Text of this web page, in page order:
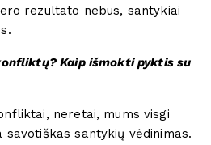
rezultato nebus, santykiai
Kaip išmokti pyktis su
neretai, mums visgi
santykių vėdinimas.